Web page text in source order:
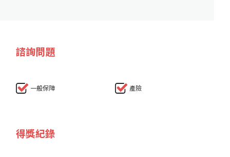
諮詢問題
一般保障 產險
得獎紀錄